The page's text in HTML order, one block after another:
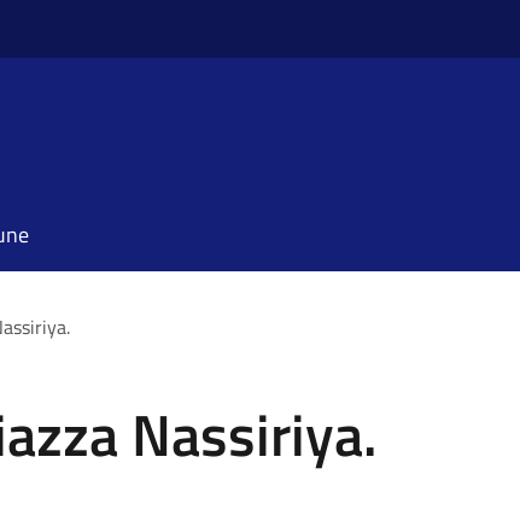
Nassiriya.